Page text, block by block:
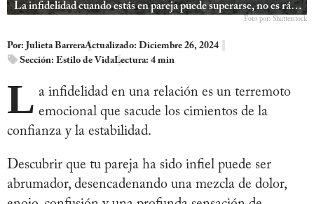
La infidelidad cuando estás en pareja puede superarse, no es rápido pero se puede
Foto por: Shutterstock
Por: Julieta BarreraActualizado: Diciembre 26, 2024
Sección: Estilo de VidaLectura: 4 min
L a infidelidad en una relación es un terremoto
emocional que sacude los cimientos de la
confianza y la estabilidad.
Descubrir que tu pareja ha sido infiel puede ser
abrumador, desencadenando una mezcla de dolor,